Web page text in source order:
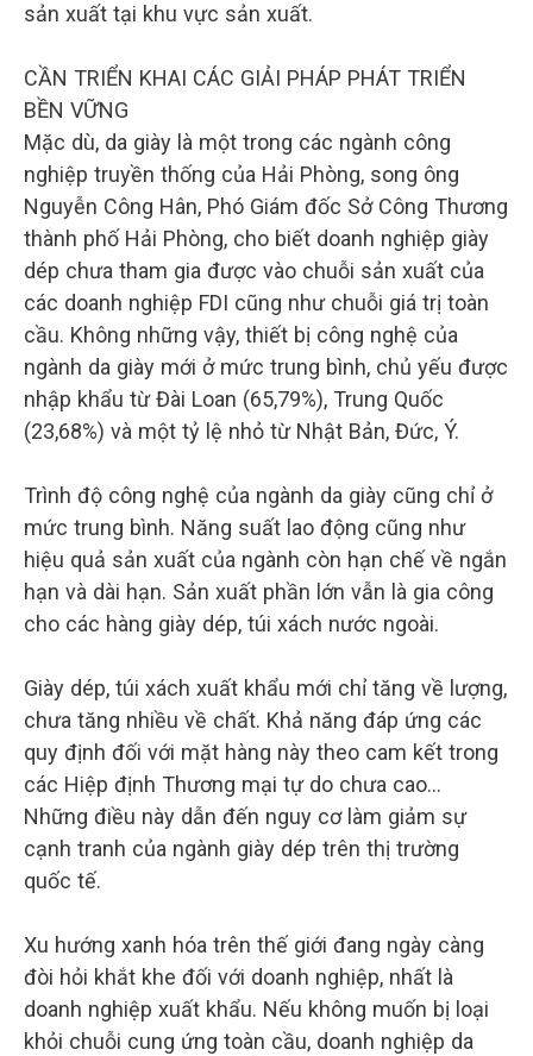
sản xuất tại khu vực sản xuất.
CẦN TRIỂN KHAI CÁC GIẢI PHÁP PHÁT TRIỂN
BỀN VỮNG
Mặc dù, da giày là một trong các ngành công
nghiệp truyền thống của Hải Phòng, song ông
Nguyễn Công Hân, Phó Giám đốc Sở Công Thương
thành phố Hải Phòng, cho biết doanh nghiệp giày
dép chưa tham gia được vào chuỗi sản xuất của
các doanh nghiệp FDI cũng như chuỗi giá trị toàn
cầu. Không những vậy, thiết bị công nghệ của
ngành da giày mới ở mức trung bình, chủ yếu được
nhập khẩu từ Đài Loan (65,79%), Trung Quốc
(23,68%) và một tỷ lệ nhỏ từ Nhật Bản, Đức, Ý.
Trình độ công nghệ của ngành da giày cũng chỉ ở
mức trung bình. Năng suất lao động cũng như
hiệu quả sản xuất của ngành còn hạn chế về ngắn
hạn và dài hạn. Sản xuất phần lớn vẫn là gia công
cho các hàng giày dép, túi xách nước ngoài.
Giày dép, túi xách xuất khẩu mới chỉ tăng về lượng,
chưa tăng nhiều về chất. Khả năng đáp ứng các
quy định đối với mặt hàng này theo cam kết trong
các Hiệp định Thương mại tự do chưa cao…
Những điều này dẫn đến nguy cơ làm giảm sự
cạnh tranh của ngành giày dép trên thị trường
quốc tế.
Xu hướng xanh hóa trên thế giới đang ngày càng
đòi hỏi khắt khe đối với doanh nghiệp, nhất là
doanh nghiệp xuất khẩu. Nếu không muốn bị loại
khỏi chuỗi cung ứng toàn cầu, doanh nghiệp da